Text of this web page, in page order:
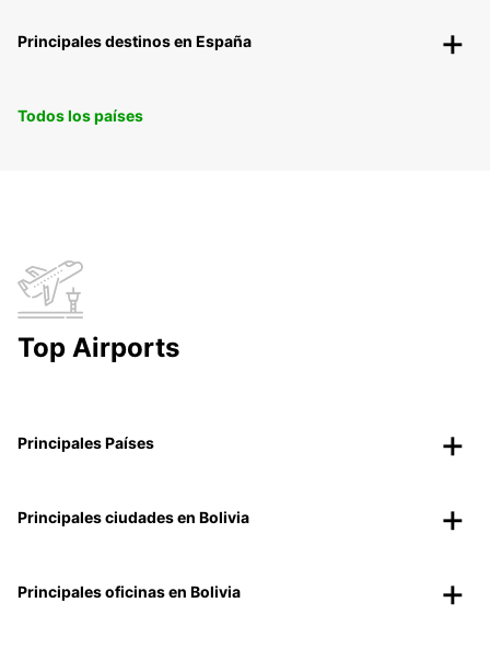
Principales destinos en España
Todos los países
Top Airports
Principales Países
Principales ciudades en Bolivia
Principales oficinas en Bolivia